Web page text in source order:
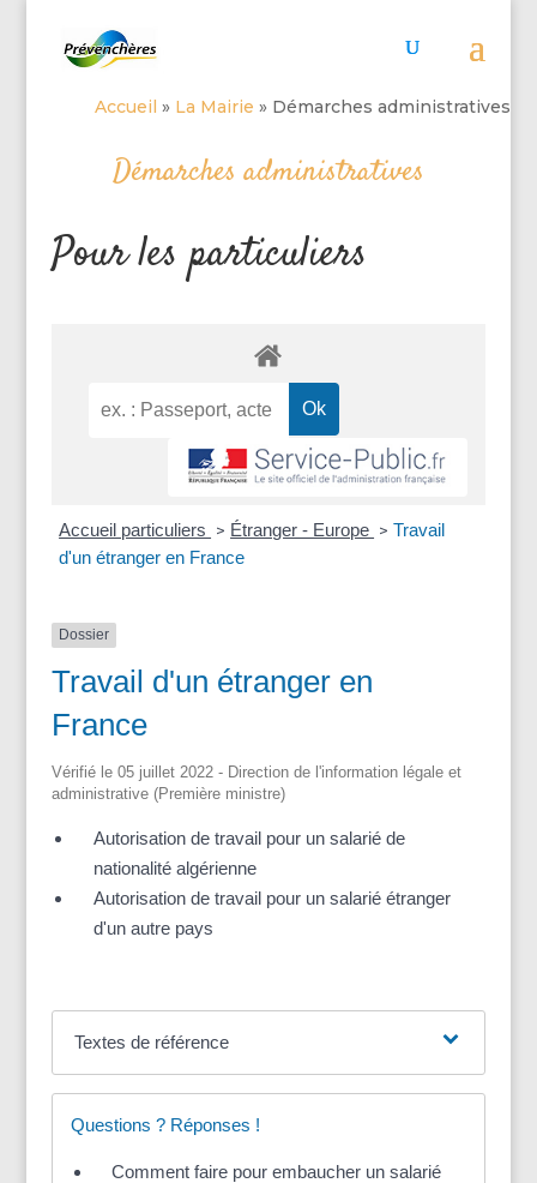
Accueil » La Mairie » Démarches administratives
Démarches administratives
Pour les particuliers
Accueil particuliers > Étranger - Europe > Travail
d'un étranger en France
Dossier
Travail d'un étranger en
France
Vérifié le 05 juillet 2022 - Direction de l'information légale et
administrative (Première ministre)
Autorisation de travail pour un salarié de
nationalité algérienne
Autorisation de travail pour un salarié étranger
d'un autre pays
Textes de référence
Questions ? Réponses !
Comment faire pour embaucher un salarié